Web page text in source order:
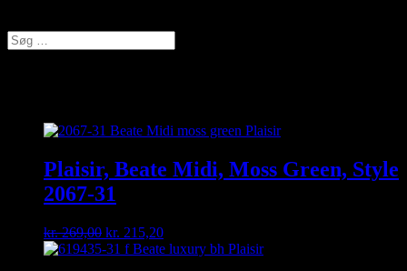
Plaisir, Beate Midi, Moss Green, Style
2067-31
kr.269,00 Original
price
kr. 215,20Current
price